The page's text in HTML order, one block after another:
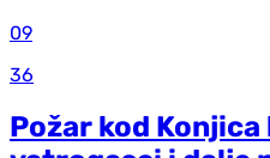
09
36
Požar kod